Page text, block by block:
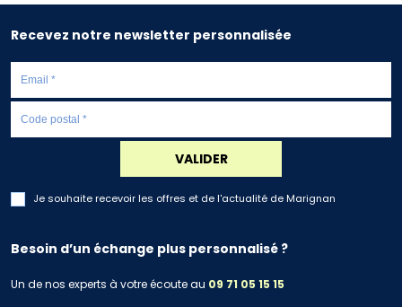
Recevez notre newsletter personnalisée
VALIDER
Je souhaite recevoir les offres et de l'actualité de Marignan
Besoin d’un échange plus personnalisé ?
Un de nos experts à votre écoute au 09 71 05 15 15